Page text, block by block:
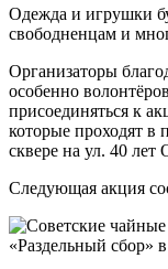
Одежда и игрушки
свободненцам и
Организаторы
особенно
присоединяться к
которые проходят в
сквере на ул. 40 лет
Следующая акция